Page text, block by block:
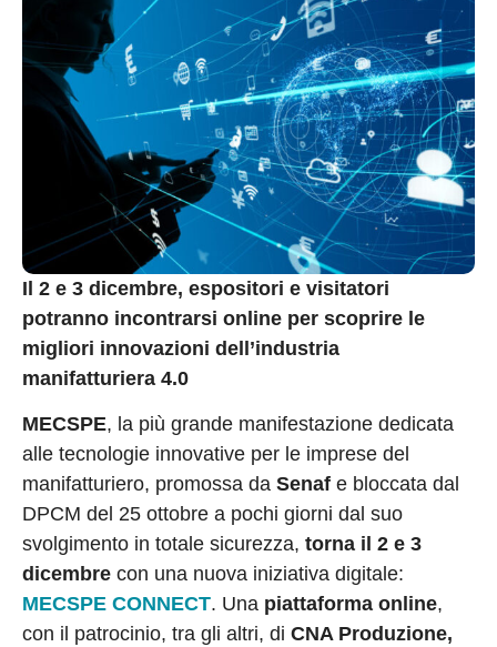
Il 2 e 3 dicembre, espositori e visitatori
potranno incontrarsi online per scoprire le
migliori innovazioni dell’industria
manifatturiera 4.0
MECSPE, la più grande manifestazione dedicata
alle tecnologie innovative per le imprese del
manifatturiero, promossa da Senaf e bloccata dal
DPCM del 25 ottobre a pochi giorni dal suo
svolgimento in totale sicurezza, torna il 2 e 3
dicembre con una nuova iniziativa digitale:
MECSPE CONNECT. Una piattaforma online,
con il patrocinio, tra gli altri, di CNA Produzione,